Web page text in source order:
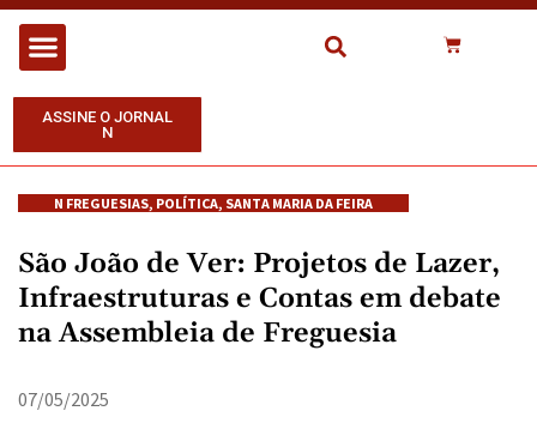
ASSINE O JORNAL
N
N FREGUESIAS, POLÍTICA, SANTA MARIA DA FEIRA
São João de Ver: Projetos de Lazer,
Infraestruturas e Contas em debate
na Assembleia de Freguesia
07/05/2025